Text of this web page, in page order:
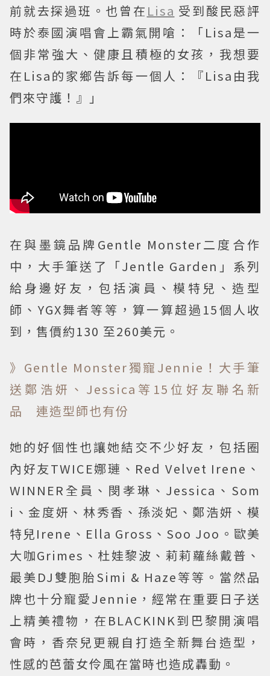
前就去探過班。也曾在 Lisa 受到酸民惡評
時於泰國演唱會上霸氣開嗆：「Lisa是一
個非常強大、健康且積極的女孩，我想要
在Lisa的家鄉告訴每一個人：『Lisa由我
們來守護！』」
在與墨鏡品牌Gentle Monster二度合作
中，大手筆送了「Jentle Garden」系列
給身邊好友，包括演員、模特兒、造型
師、YGX舞者等等，算一算超過15個人收
到，售價約130 至260美元。
》Gentle Monster獨寵Jennie！大手筆
送鄭浩妍、Jessica等15位好友聯名新
品 連造型師也有份
她的好個性也讓她結交不少好友，包括圈
內好友TWICE娜璉、Red Velvet Irene、
WINNER全員、閔孝琳、Jessica、Som
i、金度妍、林秀香、孫淡妃、鄭浩妍、模
特兒Irene、Ella Gross、Soo Joo。歐美
大咖Grimes、杜娃黎波、莉莉蘿絲戴普、
最美DJ雙胞胎Simi & Haze等等。當然品
牌也十分寵愛Jennie，經常在重要日子送
上精美禮物，在BLACKINK到巴黎開演唱
會時，香奈兒更親自打造全新舞台造型，
性感的芭蕾女伶風在當時也造成轟動。